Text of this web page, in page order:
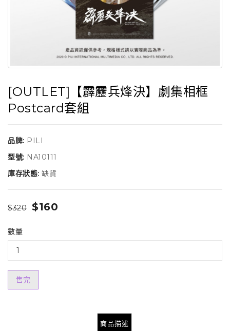
[OUTLET]【霹靂兵烽決】劇集相框
Postcard套組
品牌: PILI
型號: NA10111
庫存狀態: 缺貨
$320 $160
數量
售完
商品描述